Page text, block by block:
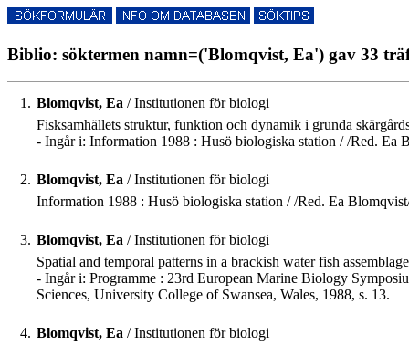
Biblio: söktermen namn=('Blomqvist, Ea') gav 33
1. Blomqvist, Ea / Institutionen för biologi
Fisksamhällets struktur, funktion och dynamik i grunda
- Ingår i: Information 1988 : Husö biologiska station / /Red.
2. Blomqvist, Ea / Institutionen för biologi
Information 1988 : Husö biologiska station / /Red. Ea
3. Blomqvist, Ea / Institutionen för biologi
Spatial and temporal patterns in a brackish water fish
- Ingår i: Programme : 23rd European Marine Biology
Sciences, University College of Swansea, Wales, 1988, s. 13.
4. Blomqvist, Ea / Institutionen för biologi